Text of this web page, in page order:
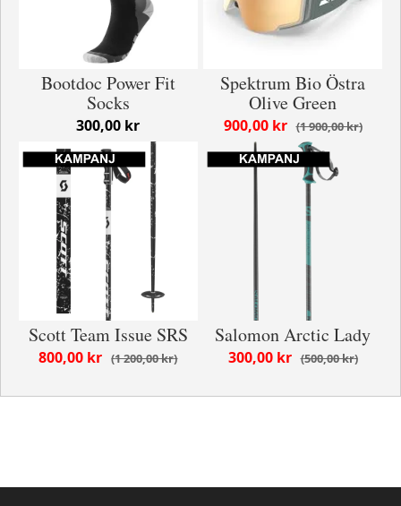
Bootdoc Power Fit
Socks
300,00 kr
Spektrum Bio Östra
Olive Green
1 900,00 kr
900,00 kr
Scott Team Issue SRS
1 200,00 kr
800,00 kr
Salomon Arctic Lady
500,00 kr
300,00 kr